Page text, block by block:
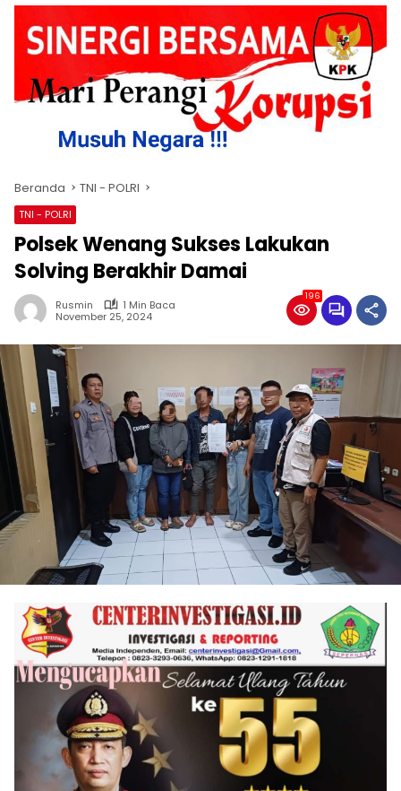
Beranda TNI - POLRI
TNI - POLRI
Polsek Wenang Sukses Lakukan
Solving Berakhir Damai
Rusmin
1 Min Baca
November 25, 2024
196